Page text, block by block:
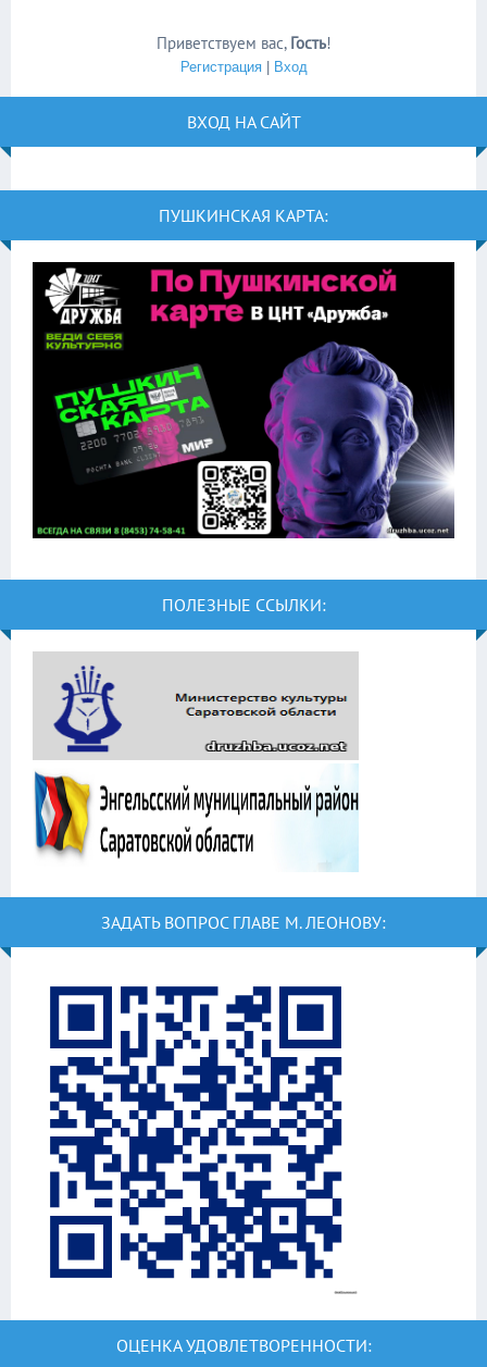
Приветствуем вас, Гость!
Регистрация| Вход
ВХОД НА САЙТ
ПУШКИНСКАЯ КАРТА:
ПОЛЕЗНЫЕ ССЫЛКИ:
ЗАДАТЬ ВОПРОС ГЛАВЕ М. ЛЕОНОВУ:
ОЦЕНКА УДОВЛЕТВОРЕННОСТИ: